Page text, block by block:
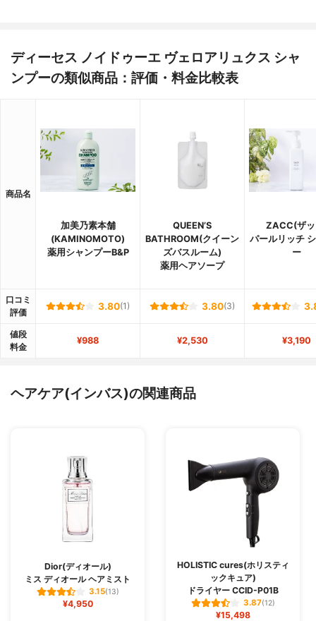
ディーセス ノイドゥーエ ヴェロアリュクス シャ
ンプーの類似商品：評価・料金比較表
商品名
加美乃素本舗
(KAMINOMOTO)
薬用シャンプーB&P
QUEEN’S
BATHROOM(クイーン
ズバスルーム)
薬用ヘアソープ
ZACC(ザ
パールリッチ
ー
口コミ
評価
3.80(1) 3.80(3)
値段
料金
¥988 ¥2,530 ¥3,190
ヘアケア(インバス)の関連商品
Dior(ディオール)
ミス ディオール ヘアミスト
3.15(13)
¥4,950
HOLISTIC cures(ホリスティ
ックキュア)
ドライヤー CCID-P01B
3.87(12)
¥15,498